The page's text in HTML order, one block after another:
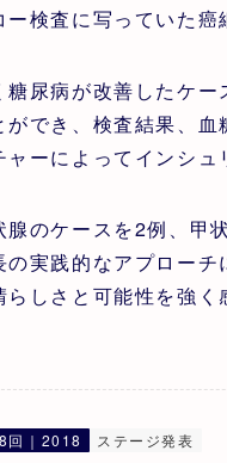
ー検査に写っていた癌
糖尿病が改善したケ
ができ、検査結果、
ャーによってインシュ
腺のケースを2例、甲
の実践的なアプロー
らしさと可能性を強く
回｜2018 ステージ発表